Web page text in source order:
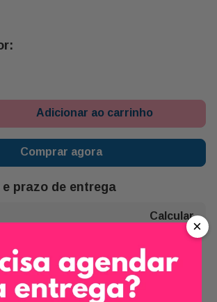
Adicionar ao carrinho
Comprar agora
prazo de entrega
×